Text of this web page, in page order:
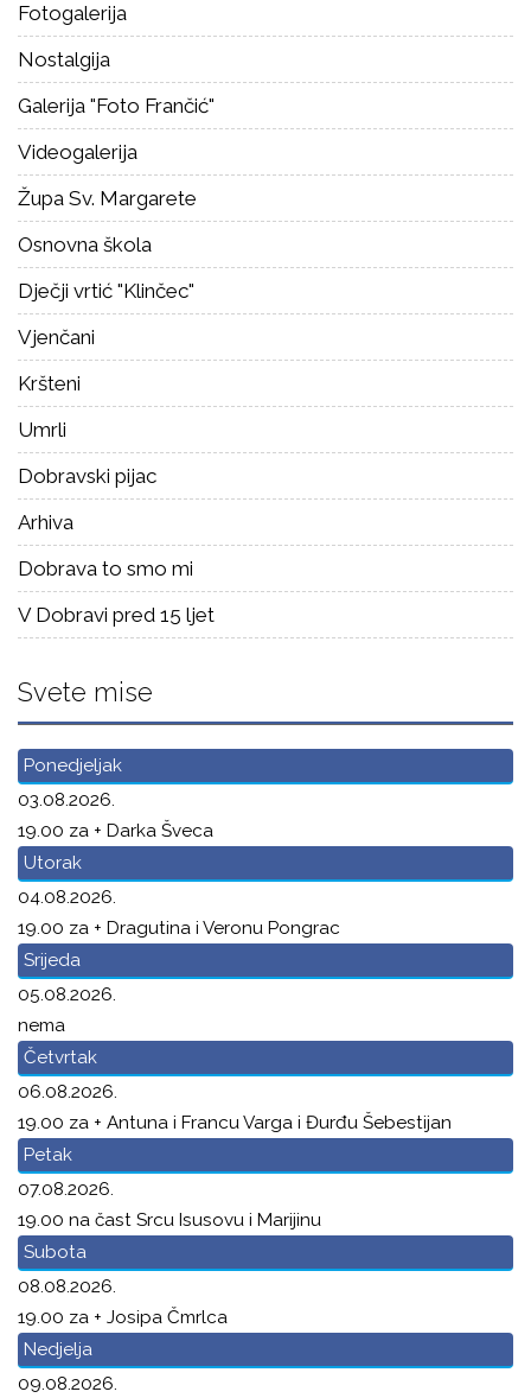
Fotogalerija
Nostalgija
Galerija "Foto Frančić"
Videogalerija
Župa Sv. Margarete
Osnovna škola
Dječji vrtić "Klinčec"
Vjenčani
Kršteni
Umrli
Dobravski pijac
Arhiva
Dobrava to smo mi
V Dobravi pred 15 ljet
Svete mise
Ponedjeljak
03.08.2026.
19.00 za + Darka Šveca
Utorak
04.08.2026.
19.00 za + Dragutina i Veronu Pongrac
Srijeda
05.08.2026.
nema
Četvrtak
06.08.2026.
19.00 za + Antuna i Francu Varga i Đurđu Šebestijan
Petak
07.08.2026.
19.00 na čast Srcu Isusovu i Marijinu
Subota
08.08.2026.
19.00 za + Josipa Čmrlca
Nedjelja
09.08.2026.